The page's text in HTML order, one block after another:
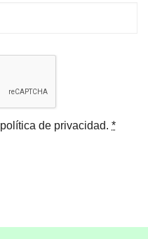
política de privacidad. *